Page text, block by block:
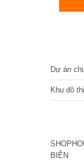
Dự án
Khu đô
BIÊN